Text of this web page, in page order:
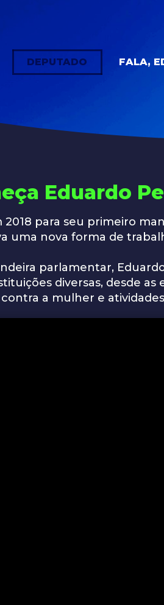
DEPUTADO FALA,
Eduardo
2018 para seu primeiro
uma nova forma de
parlamentar,
diversas, desde
a mulher e